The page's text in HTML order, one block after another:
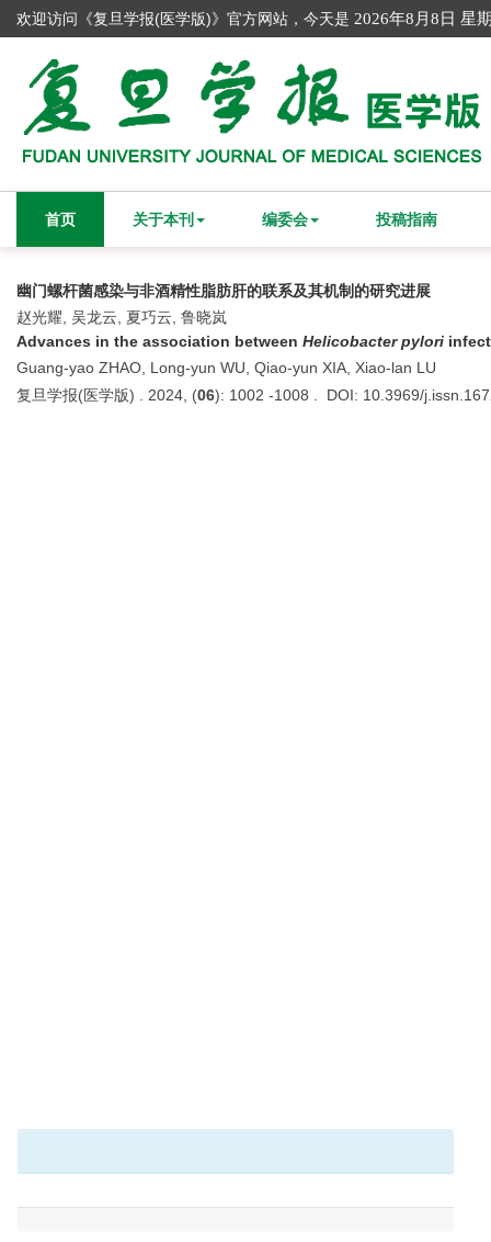
欢迎访问《复旦学报(医学版)》官方网站，今天是 2026年8月8日 星
首页 关于本刊 编委会 投稿指南
幽门螺杆菌感染与非酒精性脂肪肝的联系及其机制的研究进展
赵光耀, 吴龙云, 夏巧云, 鲁晓岚
Advances in the association between Helicobacter pylori
Guang-yao ZHAO, Long-yun WU, Qiao-yun XIA, Xiao-lan LU
复旦学报(医学版) . 2024, (06): 1002 -1008 . DOI: 10.3969/